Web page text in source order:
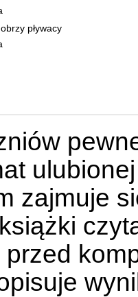
pływacy
zajmuje